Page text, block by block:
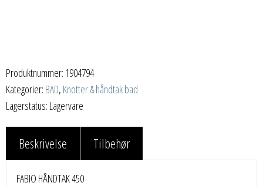
Produktnummer: 1904794
Kategorier: BAD, Knotter & håndtak bad
Lagerstatus: Lagervare
Beskrivelse Tilbehør
FABIO HÅNDTAK 450